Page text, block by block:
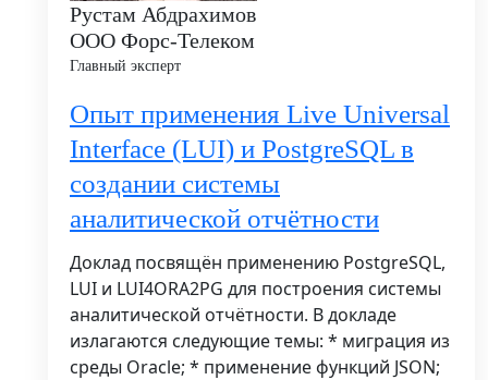
Рустам Абдрахимов
ООО Форс-Телеком
Главный эксперт
Опыт применения Live Universal
Interface (LUI) и PostgreSQL в
создании системы
аналитической отчётности
Доклад посвящён применению PostgreSQL,
LUI и LUI4ORA2PG для построения системы
аналитической отчётности. В докладе
излагаются следующие темы: * миграция из
среды Oracle; * применение функций JSON;